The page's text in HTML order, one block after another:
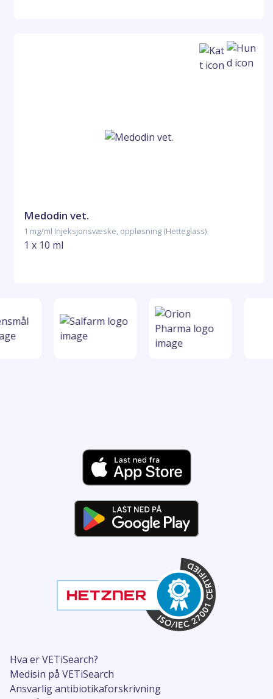
Medodin vet.
1 mg/ml Injeksjonsvæske, oppløsning (Hetteglass)
1 x 10 ml
Hva er VETiSearch?
Medisin på VETiSearch
Ansvarlig antibiotikaforskrivning